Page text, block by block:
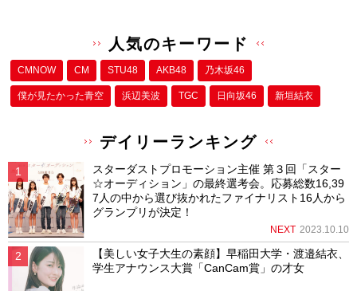
人気のキーワード
CMNOW CM STU48 AKB48 乃木坂46
僕が⾒たかった⻘空 浜辺美波 TGC 日向坂46 新垣結衣
デイリーランキング
スターダストプロモーション主催 第３回「スター
☆オーディション」の最終選考会。応募総数16,39
7人の中から選び抜かれたファイナリスト16人から
グランプリが決定！
NEXT 2023.10.10
【美しい女子大生の素顔】早稲田大学・渡邉結衣、
学生アナウンス大賞「CanCam賞」の才女